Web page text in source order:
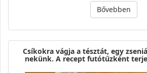
Bővebben
Csíkokra vágja a tésztát, egy
nekünk. A recept futótűzként